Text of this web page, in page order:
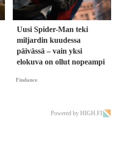
Uusi Spider-Man teki
miljardin kuudessa
päivässä – vain yksi
elokuva on ollut nopeampi
Findance
Powered by HIGH.FI